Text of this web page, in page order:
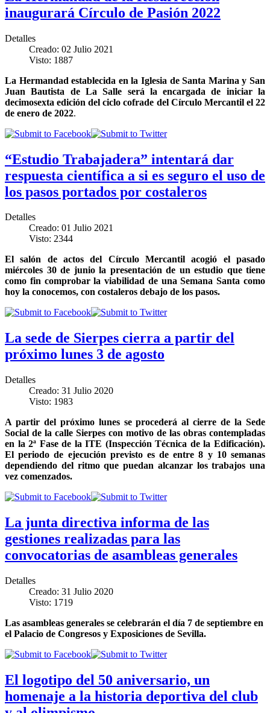
inaugurará Círculo de Pasión 2022
Detalles
Creado: 02 Julio 2021
Visto: 1887
La Hermandad establecida en la Iglesia de Santa Marina y San
Juan Bautista de La Salle será la encargada de iniciar la
decimosexta edición del ciclo cofrade del Círculo Mercantil el 22
de enero de 2022.
“Estudio Trabajadera” intentará dar
respuesta científica a si es seguro el uso de
los pasos portados por costaleros
Detalles
Creado: 01 Julio 2021
Visto: 2344
El salón de actos del Círculo Mercantil acogió el pasado
miércoles 30 de junio la presentación de un estudio que tiene
como fin comprobar la viabilidad de una Semana Santa como
hoy la conocemos, con costaleros debajo de los pasos.
La sede de Sierpes cierra a partir del
próximo lunes 3 de agosto
Detalles
Creado: 31 Julio 2020
Visto: 1983
A partir del próximo lunes se procederá al cierre de la Sede
Social de la calle Sierpes con motivo de las obras contempladas
en la 2ª Fase de la ITE (Inspección Técnica de la Edificación).
El periodo de ejecución previsto es de entre 8 y 10 semanas
dependiendo del ritmo que puedan alcanzar los trabajos una
vez comenzados.
La junta directiva informa de las
gestiones realizadas para las
convocatorias de asambleas generales
Detalles
Creado: 31 Julio 2020
Visto: 1719
Las asambleas generales se celebrarán el día 7 de septiembre en
el Palacio de Congresos y Exposiciones de Sevilla.
El logotipo del 50 aniversario, un
homenaje a la historia deportiva del club